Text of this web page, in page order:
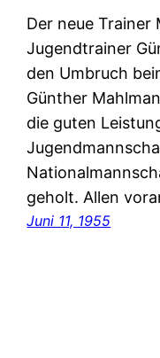
Der neue Trainer
Jugendtrainer
den Umbruch
Günther
die guten
geholt. Allen
Juni 11, 1955